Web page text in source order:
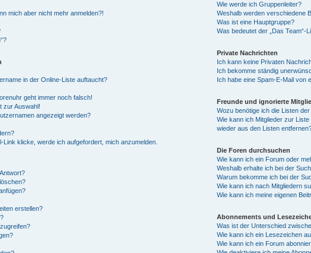
mich aber nicht mehr anmelden?!
in der Online-Liste auftaucht?
geht immer noch falsch!
zur Auswahl!
angezeigt werden?
klicke, werde ich aufgefordert, mich anzumelden.
erstellen?
Wie werde ich Gruppenleiter?
Weshalb werden verschiedene
Was ist eine Hauptgruppe?
Was bedeutet der „Das Team“-
Private Nachrichten
Ich kann keine Privaten
Ich bekomme ständig
Ich habe eine Spam-E-Mail von
Freunde und ignorierte
Wozu benötige ich die Listen
Wie kann ich Mitglieder zur
wieder aus den Listen
Die Foren durchsuchen
Wie kann ich ein Forum oder
Weshalb erhalte ich bei der
Warum bekomme ich bei der
Wie kann ich nach Mitgliedern
Wie kann ich meine eigenen
Abonnements und
Was ist der Unterschied
Wie kann ich ein Lesezeichen
Wie kann ich ein Forum